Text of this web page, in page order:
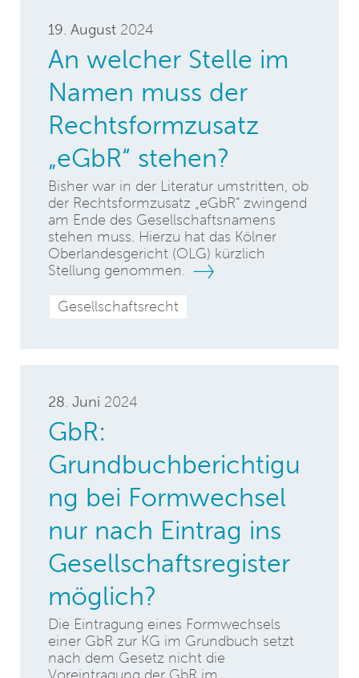
19. August 2024
An welcher Stelle im
Namen muss der
Rechtsformzusatz
„eGbR“ stehen?
Bisher war in der Literatur umstritten, ob
der Rechtsformzusatz „eGbR“ zwingend
am Ende des Gesellschaftsnamens
stehen muss. Hierzu hat das Kölner
Oberlandesgericht (OLG) kürzlich
Stellung genommen.
Gesellschaftsrecht
28. Juni 2024
GbR:
Grundbuchberichtigu
ng bei Formwechsel
nur nach Eintrag ins
Gesellschaftsregister
möglich?
Die Eintragung eines Formwechsels
einer GbR zur KG im Grundbuch setzt
nach dem Gesetz nicht die
Voreintragung der GbR im